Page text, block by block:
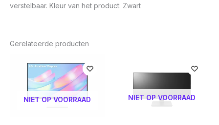
verstelbaar. Kleur van het product: Zwart
Gerelateerde producten
NIET OP VOORRAAD NIET OP VOORRAAD